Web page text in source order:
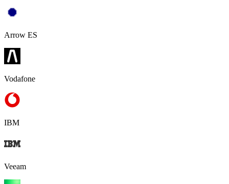
Arrow ES
Vodafone
IBM
Veeam